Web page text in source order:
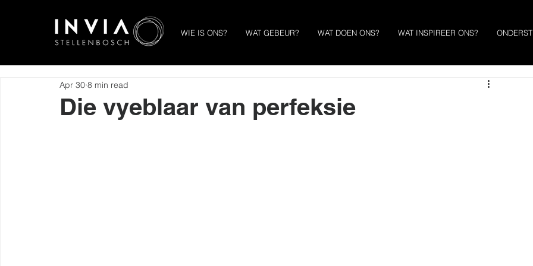
WIE IS ONS? WAT GEBEUR? WAT DOEN ONS? WAT INSPIREER ONS?
Die vyeblaar van perfeksie
Apr 30 8 min read